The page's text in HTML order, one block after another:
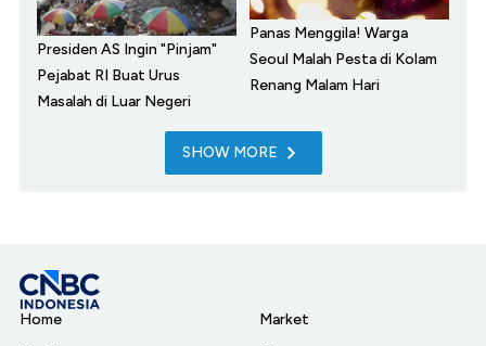
Presiden AS Ingin "Pinjam"
Pejabat RI Buat Urus
Masalah di Luar Negeri
Panas Menggila! Warga
Seoul Malah Pesta di Kolam
Renang Malam Hari
SHOW MORE
Home
Market